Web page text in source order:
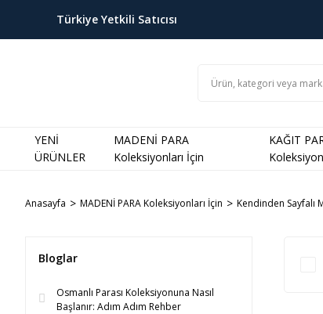
Türkiye Yetkili Satıcısı
YENİ
ÜRÜNLER
MADENİ PARA
Koleksiyonları İçin
KAĞIT
Anasayfa MADENİ PARA Koleksiyonları İçin Kendinden Sayfalı
Bloglar
Osmanlı Parası Koleksiyonuna Nasıl
Başlanır: Adım Adım Rehber